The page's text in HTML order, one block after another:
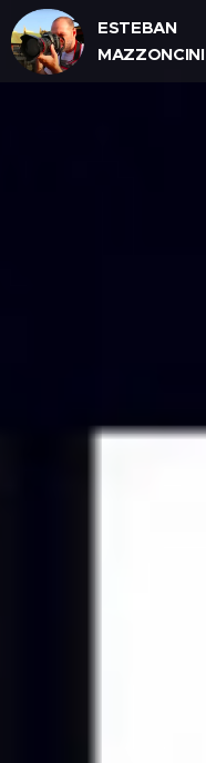
ESTEBAN
MAZZONCINI